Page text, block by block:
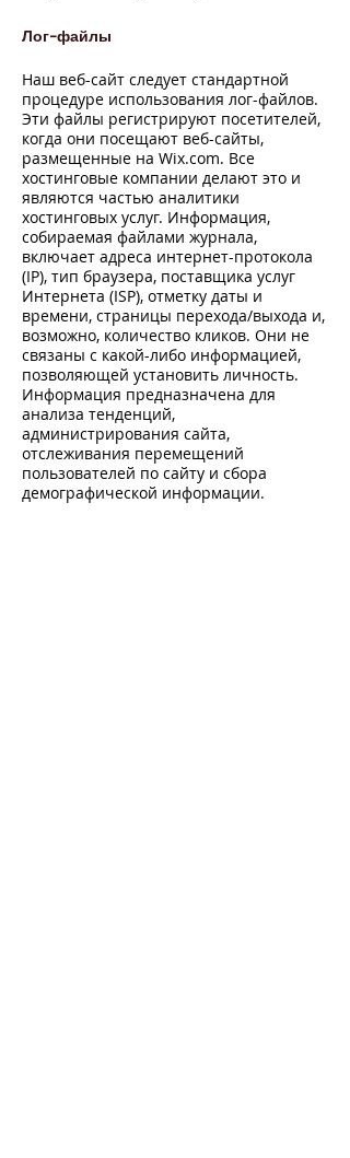
Лог-файлы
Наш веб-сайт следует стандартной
процедуре использования лог-файлов.
Эти файлы регистрируют посетителей,
когда они посещают веб-сайты,
размещенные на Wix.com. Все
хостинговые компании делают это и
являются частью аналитики
хостинговых услуг. Информация,
собираемая файлами журнала,
включает адреса интернет-протокола
(IP), тип браузера, поставщика услуг
Интернета (ISP), отметку даты и
времени, страницы перехода/выхода и,
возможно, количество кликов. Они не
связаны с какой-либо информацией,
позволяющей установить личность.
Информация предназначена для
анализа тенденций,
администрирования сайта,
отслеживания перемещений
пользователей по сайту и сбора
демографической информации.